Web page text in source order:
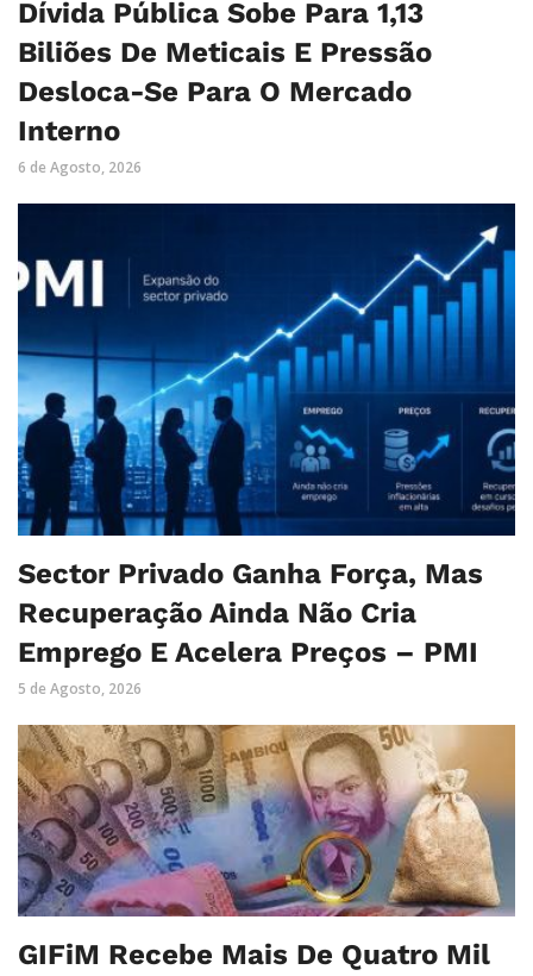
Dívida Pública Sobe Para 1,13
Biliões De Meticais E Pressão
Desloca-Se Para O Mercado
Interno
6 de Agosto, 2026
Sector Privado Ganha Força, Mas
Recuperação Ainda Não Cria
Emprego E Acelera Preços – PMI
5 de Agosto, 2026
GIFiM Recebe Mais De Quatro Mil